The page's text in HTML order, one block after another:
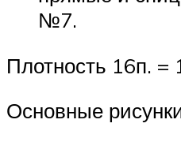
№7.
Плотность 16п. =
Основные